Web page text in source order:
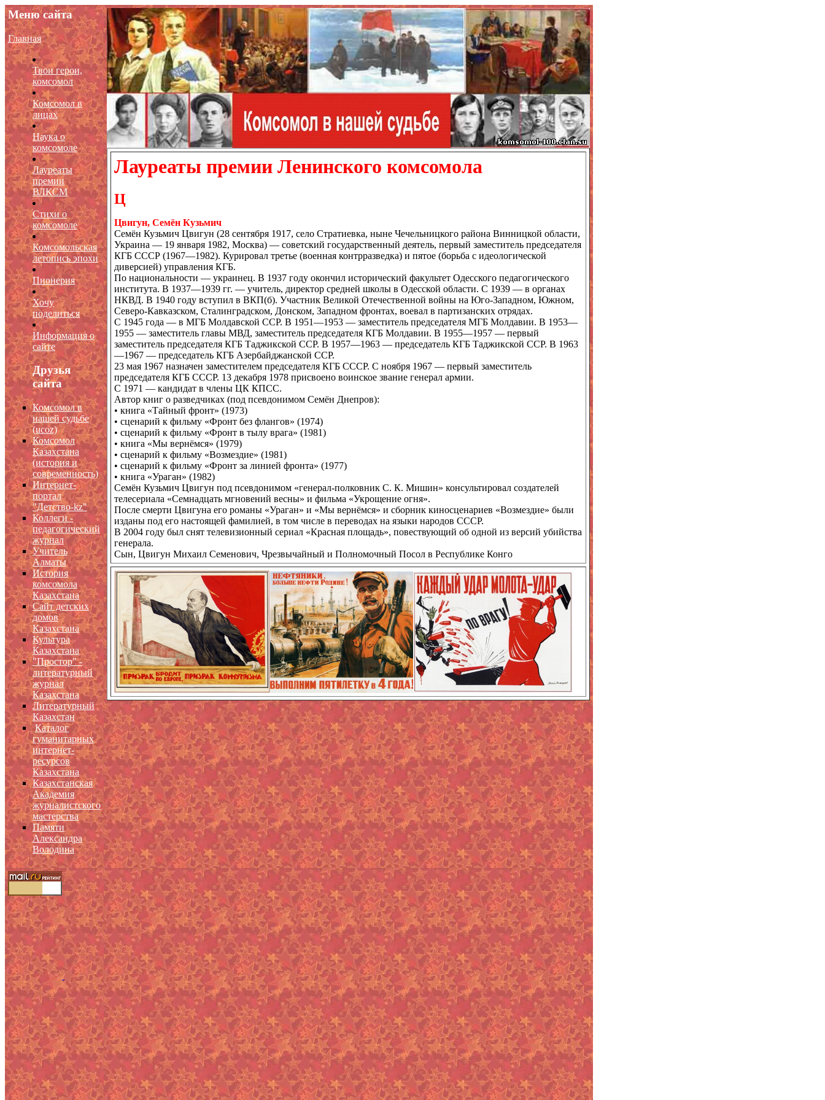
Меню сайта
Главная
Твои герои,
комсомол
Комсомол в
лицах
Наука о
комсомоле
Лауреаты
премии
ВЛКСМ
Стихи о
комсомоле
Комсомольская
летопись эпохи
Пионерия
Хочу
поделиться
Информация о
сайте
Друзья
сайта
Комсомол в
нашей судьбе
(ucoz)
Комсомол
Казахстана
(история и
современность)
Интернет-
портал
"Детство-kz"
Коллеги -
педагогический
журнал
Учитель
Алматы
История
комсомола
Казахстана
Сайт детских
домов
Казахстана
Культура
Казахстана
"Простор" -
литературный
журнал
Казахстана
Литературный
Казахстан
Каталог
гуманитарных
интернет-
ресурсов
Казахстана
Казахстанская
Академия
журналистского
мастерства
Памяти
Александра
Володина
Лауреаты премии Ленинского комсомола
Ц
Цвигун, Семён Кузьмич
Семён Кузьмич Цвигун (28 сентября 1917, село Стратиевка, ныне Чечельницкого района Винницкой области,
Украина — 19 января 1982, Москва) — советский государственный деятель, первый заместитель председателя
КГБ СССР (1967—1982). Курировал третье (военная контрразведка) и пятое (борьба с идеологической
диверсией) управления КГБ.
По национальности — украинец. В 1937 году окончил исторический факультет Одесского педагогического
института. В 1937—1939 гг. — учитель, директор средней школы в Одесской области. С 1939 — в органах
НКВД. В 1940 году вступил в ВКП(б). Участник Великой Отечественной войны на Юго-Западном, Южном,
Северо-Кавказском, Сталинградском, Донском, Западном фронтах, воевал в партизанских отрядах.
С 1945 года — в МГБ Молдавской ССР. В 1951—1953 — заместитель председателя МГБ Молдавии. В 1953—
1955 — заместитель главы МВД, заместитель председателя КГБ Молдавии. В 1955—1957 — первый
заместитель председателя КГБ Таджикской ССР. В 1957—1963 — председатель КГБ Таджикской ССР. В 1963
—1967 — председатель КГБ Азербайджанской ССР.
23 мая 1967 назначен заместителем председателя КГБ СССР. С ноября 1967 — первый заместитель
председателя КГБ СССР. 13 декабря 1978 присвоено воинское звание генерал армии.
С 1971 — кандидат в члены ЦК КПСС.
Автор книг о разведчиках (под псевдонимом Семён Днепров):
• книга «Тайный фронт» (1973)
• сценарий к фильму «Фронт без флангов» (1974)
• сценарий к фильму «Фронт в тылу врага» (1981)
• книга «Мы вернёмся» (1979)
• сценарий к фильму «Возмездие» (1981)
• сценарий к фильму «Фронт за линией фронта» (1977)
• книга «Ураган» (1982)
Семён Кузьмич Цвигун под псевдонимом «генерал-полковник С. К. Мишин» консультировал создателей
телесериала «Семнадцать мгновений весны» и фильма «Укрощение огня».
После смерти Цвигуна его романы «Ураган» и «Мы вернёмся» и сборник киносценариев «Возмездие» были
изданы под его настоящей фамилией, в том числе в переводах на языки народов СССР.
В 2004 году был снят телевизионный сериал «Красная площадь», повествующий об одной из версий убийства
генерала.
Сын, Цвигун Михаил Семенович, Чрезвычайный и Полномочный Посол в Республике Конго